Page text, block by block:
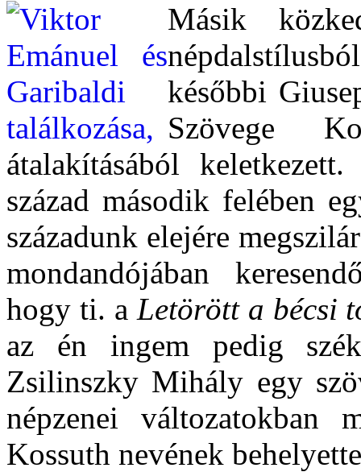
Másik
későbbi
Szövege
átalakításából
század második felében
századunk elejére
mondandójában
hogy ti. a Letörött a bécsi
az én ingem pedig
Zsilinszky Mihály egy
népzenei
Kossuth nevének